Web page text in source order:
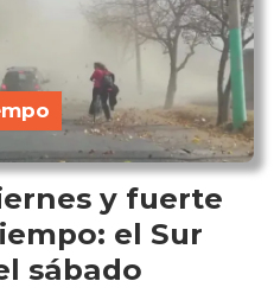
y fuerte
el Sur
sábado